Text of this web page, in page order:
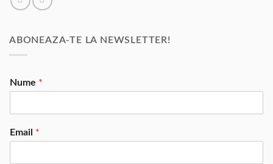
ABONEAZA-TE LA NEWSLETTER!
Nume *
Email *